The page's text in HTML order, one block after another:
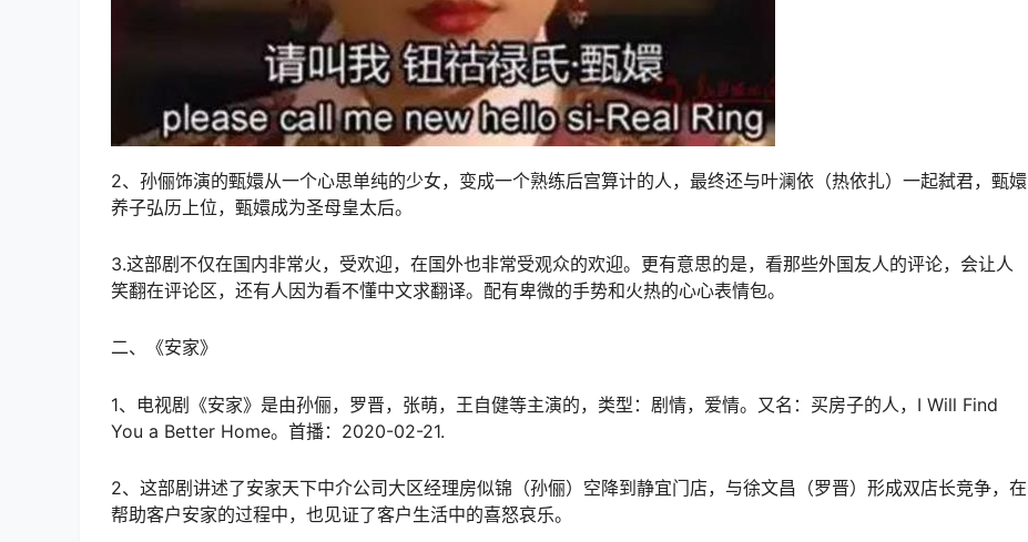
2、孙俪饰演的甄嬛从一个心思单纯的少女，变成一个熟练后宫算计的人，最终还与叶澜依（热依扎）一起弑君，甄嬛
养子弘历上位，甄嬛成为圣母皇太后。
3.这部剧不仅在国内非常火，受欢迎，在国外也非常受观众的欢迎。更有意思的是，看那些外国友人的评论，会让人
笑翻在评论区，还有人因为看不懂中文求翻译。配有卑微的手势和火热的心心表情包。
二、《安家》
1、电视剧《安家》是由孙俪，罗晋，张萌，王自健等主演的，类型：剧情，爱情。又名：买房子的人，I Will Find
You a Better Home。首播：2020-02-21.
2、这部剧讲述了安家天下中介公司大区经理房似锦（孙俪）空降到静宜门店，与徐文昌（罗晋）形成双店长竞争，在
帮助客户安家的过程中，也见证了客户生活中的喜怒哀乐。